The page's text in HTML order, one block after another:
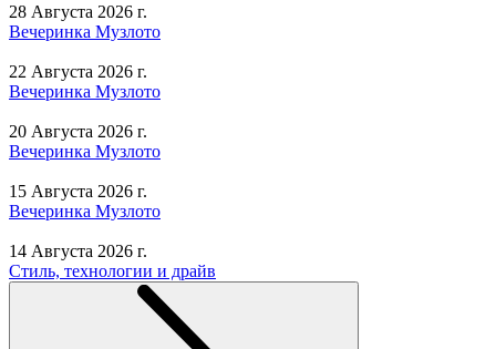
28 Августа 2026 г.
Вечеринка Музлото
22 Августа 2026 г.
Вечеринка Музлото
20 Августа 2026 г.
Вечеринка Музлото
15 Августа 2026 г.
Вечеринка Музлото
14 Августа 2026 г.
Стиль, технологии и драйв